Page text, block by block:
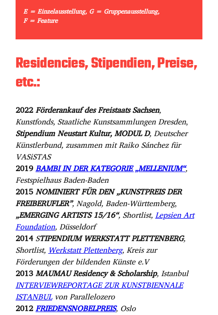
E = Einzelausstellung, G = Gruppenausstellung,
F = Feature
Residencies, Stipendien, Preise,
etc.:
2022Förderankauf des Freistaats Sachsen,
Kunstfonds, Staatliche Kunstsammlungen Dresden,
Stipendium Neustart Kultur, MODUL D, Deutscher
Künstlerbund, zusammen mit Raiko Sánchez für
VASiSTAS
2019BAMBI IN DER KATEGORIE „MELLENIUM“,
Festspielhaus Baden-Baden
2015NOMINIERT FÜR DEN „KUNSTPREIS DER
FREIBERUFLER”, Nagold, Baden-Württemberg,
„EMERGING ARTISTS 15/16“, Shortlist,Lepsien Art
Foundation, Düsseldorf
2014STIPENDIUM WERKSTATT PLETTENBERG,
Shortlist, Werkstatt Plettenberg, Kreis zur
Förderungen der bildenden Künste e.V
2013MAUMAU Residency & Scholarship, Istanbul
INTERVIEWREPORTAGE ZUR KUNSTBIENNALE
ISTANBULvon Parallelozero
2012FRIEDENSNOBELPREIS, Oslo